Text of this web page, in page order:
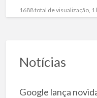
1688 total de visualização, 1
Notícias
Google lança